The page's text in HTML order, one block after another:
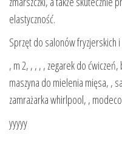
elastyczność.
Sprzęt do salonów fryzjerskich
, m 2, , , , , zegarek do
maszyna do mielenia mięsa, ,
zamrażarka whirlpool, ,
yyyyy